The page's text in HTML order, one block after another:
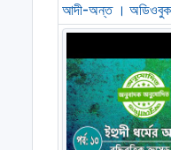
আদী-অন্ত । অডিওবুক